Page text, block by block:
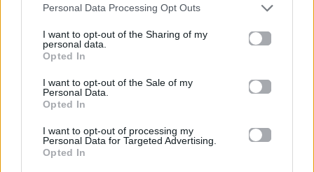
Personal Data Processing Opt Outs
I want to opt-out of the Sharing of my
personal data.
Opted In
I want to opt-out of the Sale of my
Personal Data.
Opted In
I want to opt-out of processing my
Personal Data for Targeted Advertising.
Opted In
μοσχοβολάει
08.08.2026